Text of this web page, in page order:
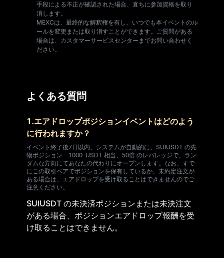
手段による不正が確認された場合、直ちに参加資格を取り
消します。
MEXCは、最終的な解釈権を有し、いつでも本イベントのル
ールを変更または取り消すことができます。ご質問がある
場合は、カスタマーサービスセンターまでお問い合わせく
ださい。
よくある質問
1.エアドロップポジションイベントはどのよう
に行われますか？
イベント終了後7日以内、システムが自動的に、SUIUSDT の先
物ポジション 1000 USDT 相当、50倍 のレバレッジで、ラン
ダムな方向にてあなたの代わりにオープンします。なお、すで
にこの取引ペアでポジションを保有しているか、未約定注文が
ある場合は、エアドロップを受け取ることはできませんのでご
注意ください。
SUIUSDT の未決済ポジションまたは未決注文
がある場合、ポジションエアドロップ報酬を受
け取ることはできません。